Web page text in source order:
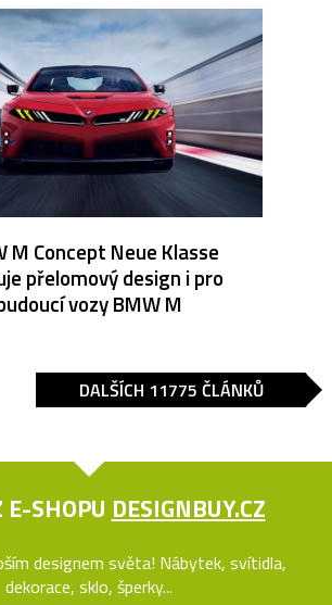
M Concept Neue Klasse
přelomový design i pro
vozy BMW M
DALŠÍCH 11775 ČLÁNKŮ
E-SHOPU DESIGNBUY.CZ
designem světa! Nábytek, svítidla,
dekorace, sklo, šperky...